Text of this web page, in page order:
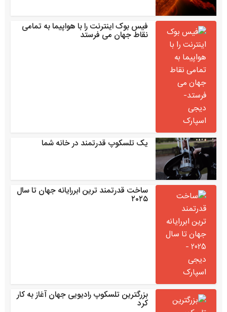
فیس بوک اینترنت را با هواپیما به تمامی
نقاط جهان می فرستد
یک تلسکوپ قدرتمند در خانه شما
ساخت قدرتمند ترین ابررایانه جهان تا سال
۲۰۲۵
بزرگترین تلسکوپ رادیویی جهان آغاز به کار
کرد